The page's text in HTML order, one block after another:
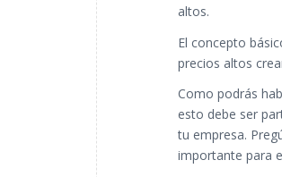
altos.
El concepto
precios altos
Como podrás
esto debe ser
tu empresa.
importante para